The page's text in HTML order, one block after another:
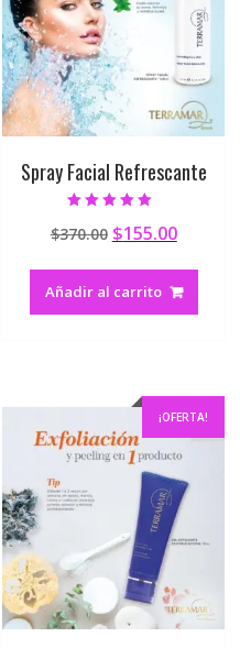
Spray Facial Refrescante
5.00
de 5
$370.00 $155.00
Añadir al carrito
¡OFERTA!